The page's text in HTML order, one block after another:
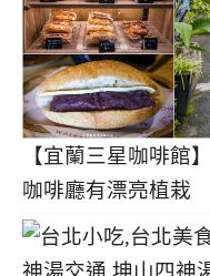
【宜蘭三星咖啡館
咖啡廳有漂亮植栽